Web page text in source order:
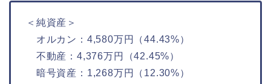
＜純資産＞
オルカン：4,580万円（44.43%）
不動産：4,376万円（42.45%）
暗号資産：1,268万円（12.30%）